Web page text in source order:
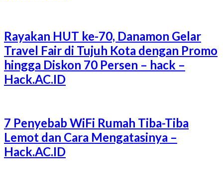
Rayakan HUT ke-70, Danamon Gelar
Travel Fair di Tujuh Kota dengan Promo
hingga Diskon 70 Persen – hack –
Hack.AC.ID
7 Penyebab WiFi Rumah Tiba-Tiba
Lemot dan Cara Mengatasinya –
Hack.AC.ID